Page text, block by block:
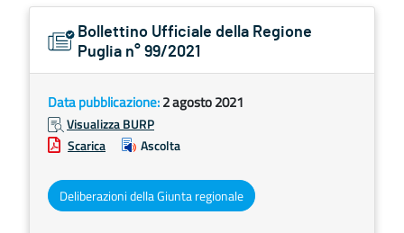
Bollettino Ufficiale della Regione
Puglia n° 99/2021
Data pubblicazione:2 agosto 2021
Visualizza BURP
Scarica
Ascolta
Deliberazioni della Giunta regionale